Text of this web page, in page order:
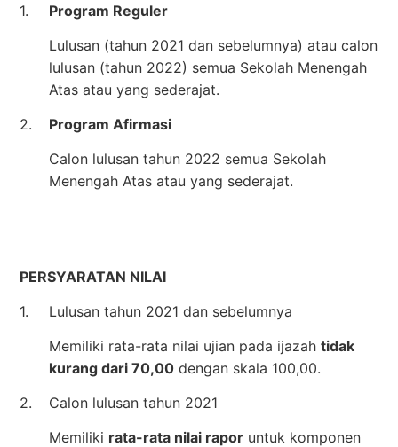
1.
Program Reguler
Lulusan (tahun 2021 dan sebelumnya) atau calon
lulusan (tahun 2022) semua Sekolah Menengah
Atas atau yang sederajat.
2.
Program Afirmasi
Calon lulusan tahun 2022 semua Sekolah
Menengah Atas atau yang sederajat.
PERSYARATAN NILAI
1.
Lulusan tahun 2021 dan sebelumnya
Memiliki rata-rata nilai ujian pada ijazah tidak
kurang dari 70,00 dengan skala 100,00.
2.
Calon lulusan tahun 2021
Memiliki rata-rata nilai rapor untuk komponen